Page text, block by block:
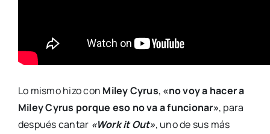
Lo mismo hizo con Miley Cyrus, «no voy a hacer a
Miley Cyrus porque eso no va a funcionar», para
después cantar «Work it Out», uno de sus más